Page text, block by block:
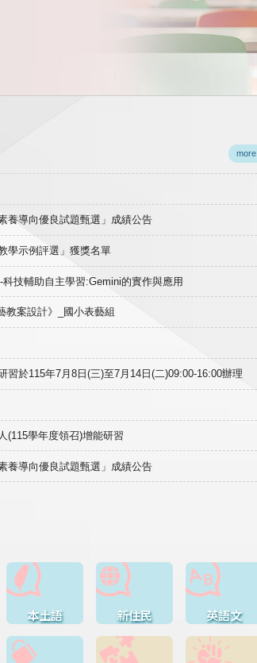
more
養導向優良試題甄選」成績公告
學示例評選」獲獎名單
技輔助自主學習:Gemini的實作與應用
教案設計》_國小表藝組
習於115年7月8日(三)至7月14日(二)09:00-16:00辦理
(115學年度領召)增能研習
養導向優良試題甄選」成績公告
本土語 新住民 英語文